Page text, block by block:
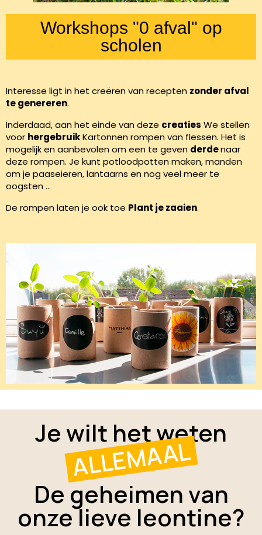
Workshops "0 afval" op
scholen
Interesse ligt in het creëren van recepten zonder afval
te genereren.
Inderdaad, aan het einde van deze creaties We stellen
voor hergebruikKartonnen rompen van flessen. Het is
mogelijk en aanbevolen om een te geven derdenaar
deze rompen. Je kunt potloodpotten maken, manden
om je paaseieren, lantaarns en nog veel meer te
oogsten ...
De rompen laten je ook toe Plant je zaaien.
Je wilt het weten
ALLEMAAL
De geheimen van
onze lieve leontine?